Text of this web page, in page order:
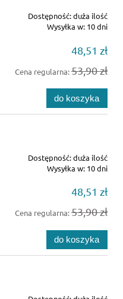
Dostępność:duża ilość
Wysyłka w: 10 dni
48,51 zł
Cena regularna:53,90 zł
do koszyka
Dostępność:duża ilość
Wysyłka w: 10 dni
48,51 zł
Cena regularna:53,90 zł
do koszyka